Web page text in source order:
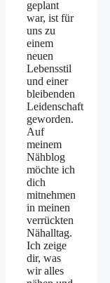
geplant
war, ist für
uns zu
einem
neuen
Lebensstil
und einer
bleibenden
Leidenschaft
geworden.
Auf
meinem
Nähblog
möchte ich
dich
mitnehmen
in meinen
verrückten
Nähalltag.
Ich zeige
dir, was
wir alles